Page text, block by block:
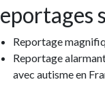
sur
magnifiqueLe
alarmant sur la
en France :le